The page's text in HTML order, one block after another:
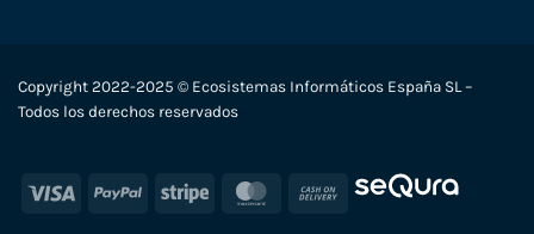
Copyright 2022-2025 © Ecosistemas Informáticos España SL –
Todos los derechos reservados
Visa PayPal Stripe MasterCard
Cash